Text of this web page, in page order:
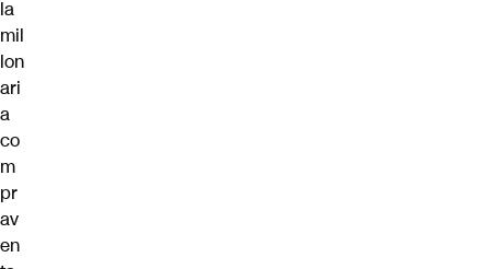
la
mil
lon
ari
a
co
m
pr
av
en